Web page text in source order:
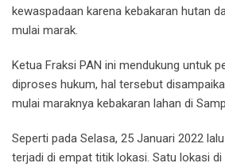
kewaspadaan karena kebakaran hutan
mulai marak.
Ketua Fraksi PAN ini mendukung untuk
diproses hukum, hal tersebut
mulai maraknya kebakaran lahan di
Seperti pada Selasa, 25 Januari 2022
terjadi di empat titik lokasi. Satu lokasi